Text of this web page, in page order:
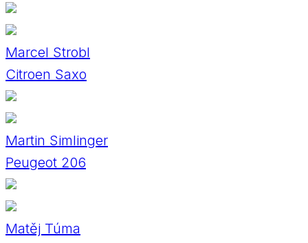
Marcel Strobl
Citroen Saxo
Martin Simlinger
Peugeot 206
Matěj Túma